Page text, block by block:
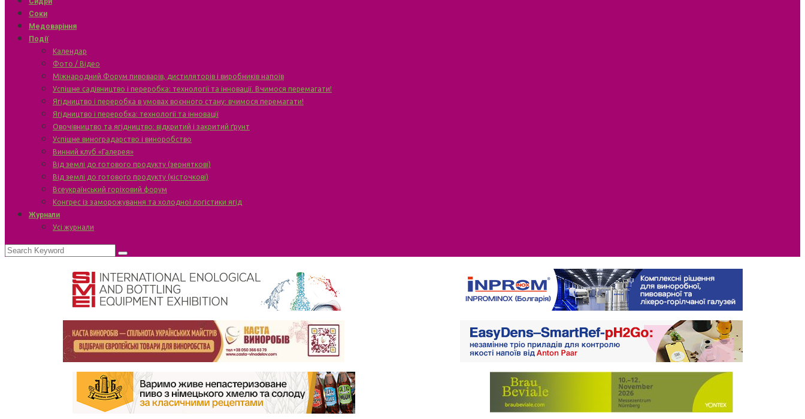
Соки
Медоваріння
Події
Календар
Фото / Відео
Міжнародний Форум пивоварів, дистиляторів і виробників напоїв
Успішне садівництво і переробка: технології та інновації. Вчимося перемагати!
Ягідництво і переробка в умовах воєнного стану: вчимося перемагати!
Ягідництво і переробка: технології та інновації
Овочівництво та ягідництво: відкритий і закритий ґрунт
Успішне виноградарство і виноробство
Винний клуб «Галерея»
Від землі до готового продукту (зерняткові)
Від землі до готового продукту (кісточкові)
Всеукраїнський горіховий форум
Конгрес із заморожування та холодної логістики ягід
Журнали
Усі журнали